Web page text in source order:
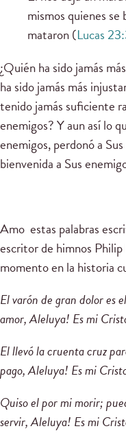
mismos quienes
mataron (Lucas
¿Quién ha sido jamás
ha sido jamás más
tenido jamás suficiente
enemigos? Y aun así lo
enemigos, perdonó a
bienvenida a Sus
Amo estas palabras
escritor de himnos
momento en la historia
El varón de gran dolor es
amor, Aleluya! Es mi
El llevó la cruenta cruz
pago, Aleluya! Es mi
Quiso el por mi morir;
servir, Aleluya! Es mi